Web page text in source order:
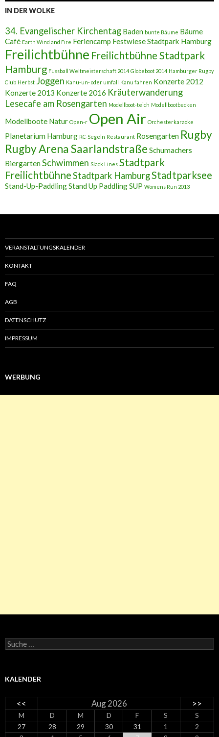
IN DER WOLKE
34. Evangelischer Kirchentag Baden bunte Bäume Bäume
Café Earth Wind and Fire Feriencamp Festwiese Stadtpark Hamburg
Freilichtbühne Freilichtbühne Stadtpark
Hamburg Fussball Weltmeisterschaft 2014 Globeboot 2014 Hamburger Rugby
Club Herbst Joggen Kanu-un- oder umfall Kanu fahren Konzerte 2012
Konzerte 2013 Konzerte 2016 Kräuterwanderung
Lesecafe am Rosengarten Modellboot-teich Modellbootbecken
Modellboote Natur Open-r Open Air Orchesterkaraoke
Planetarium Hamburg RC-Segeln Restaurant Rosengarten Rugby
Rugby Arena Saarlandstraße Schumachers
Biergarten Schwimmen Slack Lines Stadtpark
FreilichtbühneStadtpark HamburgStadtparksee
Stand-Up-PaddlingStand Up PaddlingSUP Womens Run 2013
VERANSTALTUNGSKALENDER
KONTAKT
FAQ
AGB
DATENSCHUTZ
IMPRESSUM
WERBUNG
Suche nach:
KALENDER
<< Aug 2026 >>
M D M D F S
S
27
28 29 30 31 1
2